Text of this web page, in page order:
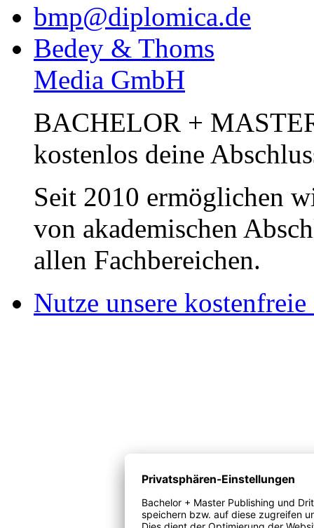
bmp@diplomica.de
Bedey & Thoms
Media GmbH
BACHELOR +
kostenlos deine
Seit 2010 ermöglichen
von akademischen
allen Fachbereichen.
Nutze unsere